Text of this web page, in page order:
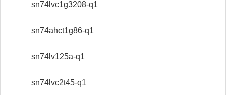
sn74lvc1g3208-q1
sn74ahct1g86-q1
sn74lv125a-q1
sn74lvc2t45-q1